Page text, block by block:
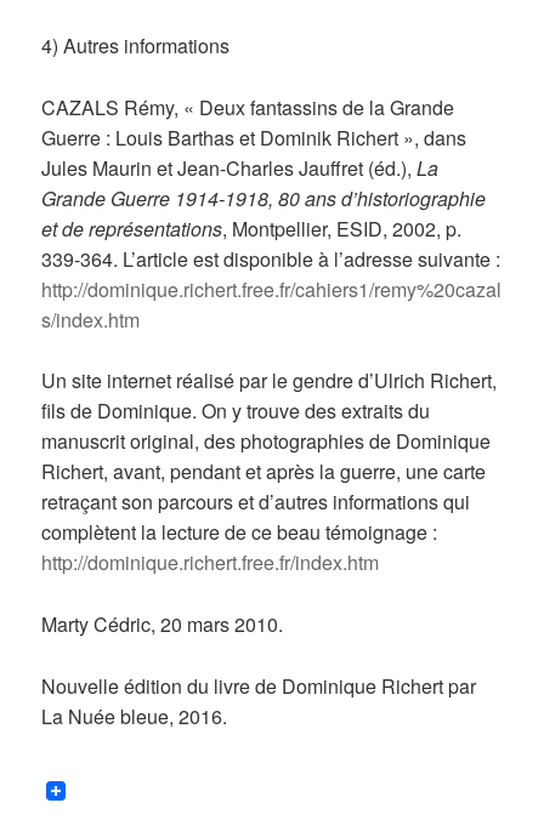
4) Autres informations
CAZALS Rémy, « Deux fantassins de la Grande
Guerre : Louis Barthas et Dominik Richert », dans
Jules Maurin et Jean-Charles Jauffret (éd.),La
Grande Guerre 1914-1918, 80 ans d’historiographie
et de représentations, Montpellier, ESID, 2002, p.
339-364. L’article est disponible à l’adresse suivante :
http://dominique.richert.free.fr/cahiers1/remy%20cazal
s/index.htm
Un site internet réalisé par le gendre d’Ulrich Richert,
fils de Dominique. On y trouve des extraits du
manuscrit original, des photographies de Dominique
Richert, avant, pendant et après la guerre, une carte
retraçant son parcours et d’autres informations qui
complètent la lecture de ce beau témoignage :
http://dominique.richert.free.fr/index.htm
Marty Cédric, 20 mars 2010.
Nouvelle édition du livre de Dominique Richert par
La Nuée bleue, 2016.